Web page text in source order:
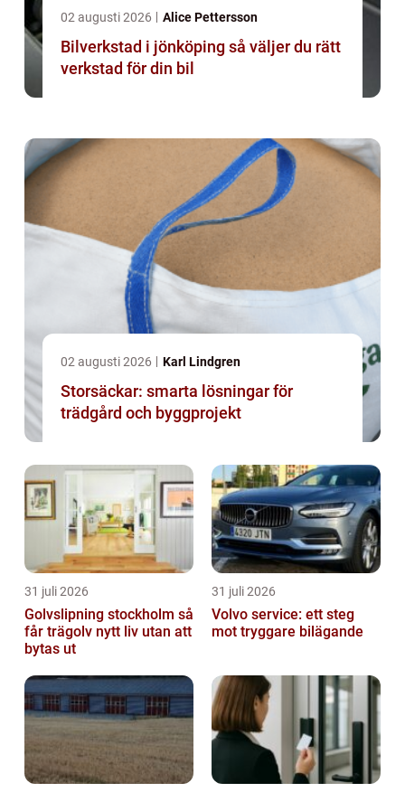
02 augusti 2026 Alice Pettersson
Bilverkstad i jönköping så väljer du rätt
verkstad för din bil
02 augusti 2026 Karl Lindgren
Storsäckar: smarta lösningar för
trädgård och byggprojekt
31 juli 2026
Golvslipning stockholm så
får trägolv nytt liv utan att
bytas ut
31 juli 2026
Volvo service: ett steg
mot tryggare bilägande